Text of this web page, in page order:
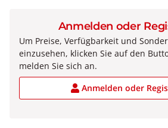
Anmelden oder
Um Preise, Verfügbarkeit und
einzusehen, klicken Sie auf den
melden Sie sich an.
Anmelden oder